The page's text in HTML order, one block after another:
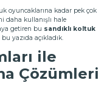
oyuncaklarına kadar pek çok
daha kullanışlı hale
getiren bu sandıklı koltuk
yazıda açıkladık.
ile
Çözümleri